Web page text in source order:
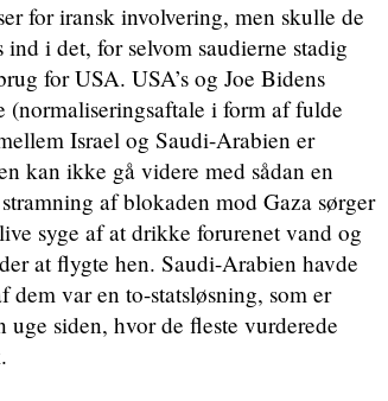
for iransk involvering, men skulle de
i det, for selvom saudierne stadig
for USA. USA’s og Joe Bidens
(normaliseringsaftale i form af fulde
Israel og Saudi-Arabien er
kan ikke gå videre med sådan en
af blokaden mod Gaza sørger
syge af at drikke forurenet vand og
at flygte hen. Saudi-Arabien havde
dem var en to-statsløsning, som er
siden, hvor de fleste vurderede